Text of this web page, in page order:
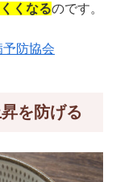
くなるのです。
防協会
を防げる